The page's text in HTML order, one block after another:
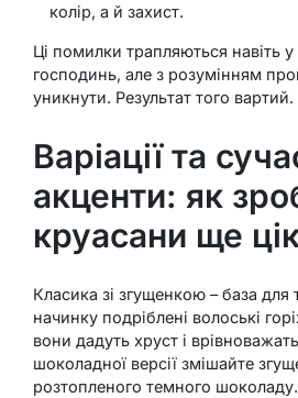
колір, а й захист.
Ці помилки трапляються навіть у
господинь, але з розумінням
уникнути. Результат того вартий.
Варіації та
акценти: як
круасани ще
Класика зі згущенкою – база для
начинку подріблені волоські
вони дадуть хруст і
шоколадної версії змішайте
розтопленого темного